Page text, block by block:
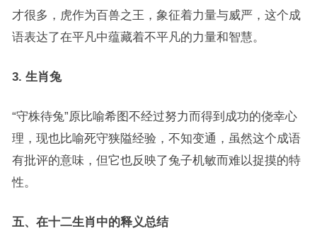
才很多，虎作为百兽之王，象征着力量与威严，这个成
语表达了在平凡中蕴藏着不平凡的力量和智慧。
3. 生肖兔
“守株待兔”原比喻希图不经过努力而得到成功的侥幸心
理，现也比喻死守狭隘经验，不知变通，虽然这个成语
有批评的意味，但它也反映了兔子机敏而难以捉摸的特
性。
五、在十二生肖中的释义总结